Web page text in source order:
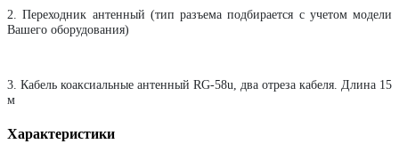
2. Переходник антенный (тип разъема подбирается с учетом модели
Вашего оборудования)
3. Кабель коаксиальные антенный RG-58u, два отреза кабеля. Длина 15
м
Характеристики